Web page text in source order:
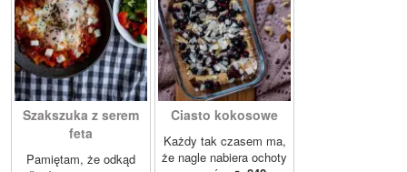
Szakszuka z serem
feta
Pamiętam, że odkąd
Ciasto kokosowe
Każdy tak czasem ma,
że nagle nabiera ochoty